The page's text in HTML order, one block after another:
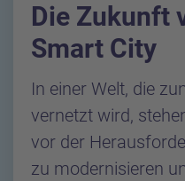
Die Zukunft
Smart City
In einer Welt, die
vernetzt wird,
vor der
zu modernisieren